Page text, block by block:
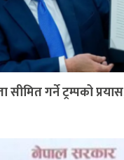
सीमित गर्ने ट्रम्पको